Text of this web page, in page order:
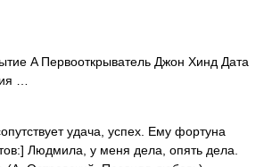
A Первооткрыватель Джон Хинд Дата
…
удача, успех. Ему фортуна
Людмила, у меня дела, опять дела.